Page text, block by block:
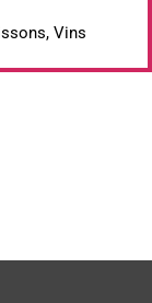
, Vins